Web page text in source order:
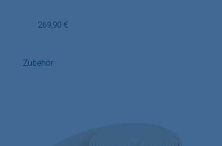
Regulärer Preis:
269,90 €
Produktgalerie überspringen
Zubehör